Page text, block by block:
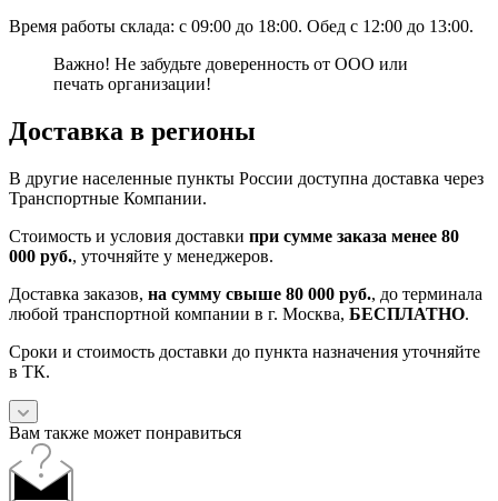
Время работы склада: с 09:00 до 18:00. Обед с 12:00 до 13:00.
Важно! Не забудьте доверенность от ООО или
печать организации!
Доставка в регионы
В другие населенные пункты России доступна доставка через
Транспортные Компании.
Стоимость и условия доставки при сумме заказа менее 80
000 руб., уточняйте у менеджеров.
Доставка заказов, на сумму свыше 80 000 руб., до терминала
любой транспортной компании в г. Москва, БЕСПЛАТНО.
Сроки и стоимость доставки до пункта назначения уточняйте
в ТК.
Вам также может понравиться